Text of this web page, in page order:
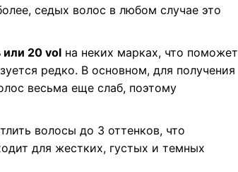
седых волос в любом случае это
или 20 vol на неких марках, что поможет
редко. В основном, для получения
весьма еще слаб, поэтому
волосы до 3 оттенков, что
для жестких, густых и темных